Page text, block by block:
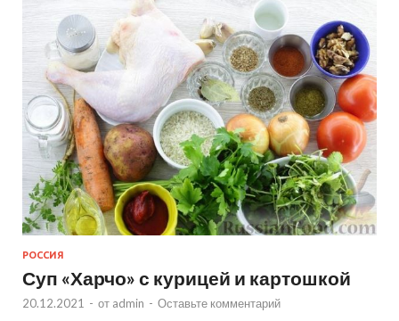
РОССИЯ
Суп «Харчо» с курицей и картошкой
20.12.2021 - от admin - Оставьте комментарий